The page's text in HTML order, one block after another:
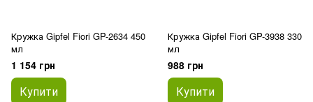
Кружка Gipfel Fiori GP-2634 450
мл
1 154 грн
Купити
Кружка Gipfel Fiori GP-3938 330
мл
988 грн
Купити